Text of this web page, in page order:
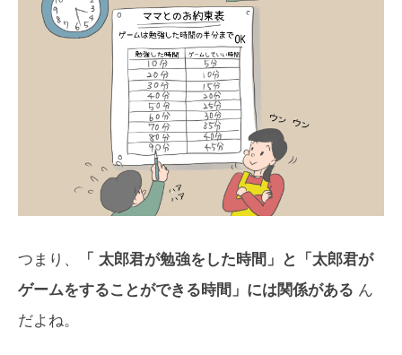
つまり、
「 太郎君が勉強をした時間」と「太郎君が
ゲームをすることができる時間」には関係がある ん
だよね。